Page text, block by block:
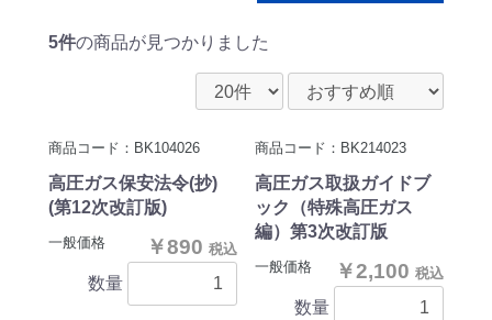
5件の商品が見つかりました
商品コード：BK104026
高圧ガス保安法令(抄)
(第12次改訂版)
一般価格 ￥890 税込
数量
商品コード：BK214023
高圧ガス取扱ガイドブ
ック（特殊高圧ガス
編）第3次改訂版
一般価格 ￥2,100 税込
数量